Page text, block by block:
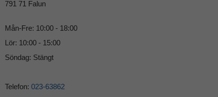
791 71 Falun
Mån-Fre: 10:00 - 18:00
Lör: 10:00 - 15:00
Söndag: Stängt
Telefon: 023-63862